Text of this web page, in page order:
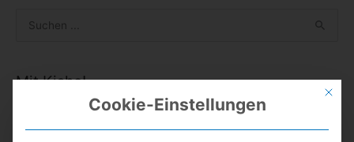
h
Mit Kisho!
Mit
Cookie-Einstellungen